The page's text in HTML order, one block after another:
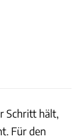
Schritt hält,
Für den